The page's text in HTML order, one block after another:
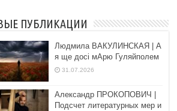
ПУБЛИКАЦИИ
Людмила ВАКУЛИНСКАЯ | А
я ще досі мАрю Гуляйполем
31.07.2026
Александр ПРОКОПОВИЧ |
Подсчет литературных мер и